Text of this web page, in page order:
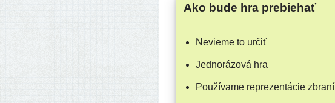
Ako bude hra prebiehať
Nevieme to určiť
Jednorázová hra
Používame repre­zen­tá­cie zbraní